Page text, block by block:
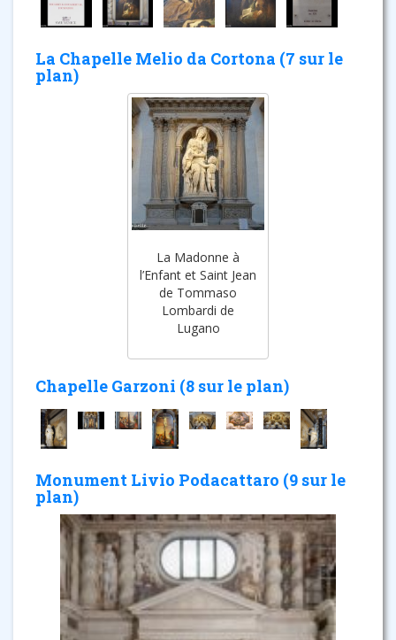
La Chapelle Melio da Cortona (7 sur le
plan)
La Madonne à
l’Enfant et Saint Jean
de Tommaso
Lombardi de
Lugano
Chapelle Garzoni (8 sur le plan)
Monument Livio Podacattaro (9 sur le
plan)